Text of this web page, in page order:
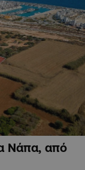
Νάπα, από